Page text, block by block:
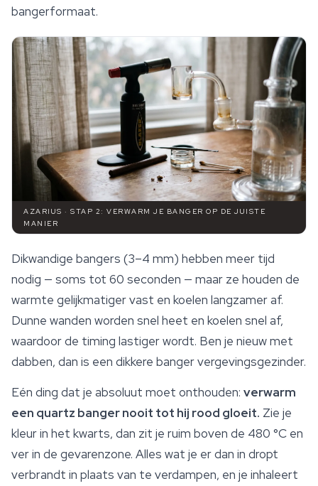
bangerformaat.
AZARIUS · STAP 2: VERWARM JE BANGER OP DE JUISTE
MANIER
Dikwandige bangers (3–4 mm) hebben meer tijd
nodig — soms tot 60 seconden — maar ze houden de
warmte gelijkmatiger vast en koelen langzamer af.
Dunne wanden worden snel heet en koelen snel af,
waardoor de timing lastiger wordt. Ben je nieuw met
dabben, dan is een dikkere banger vergevingsgezinder.
Eén ding dat je absoluut moet onthouden: verwarm
een quartz banger nooit tot hij rood gloeit. Zie je
kleur in het kwarts, dan zit je ruim boven de 480 °C en
ver in de gevarenzone. Alles wat je er dan in dropt
verbrandt in plaats van te verdampen, en je inhaleert